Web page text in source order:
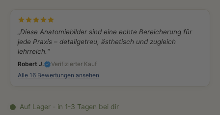
„Diese Anatomiebilder sind eine echte Bereicherung für
jede Praxis – detailgetreu, ästhetisch und zugleich
lehrreich.“
Robert J.
Verifizierter Kauf
Alle 16 Bewertungen ansehen
Auf Lager - in 1-3 Tagen bei dir